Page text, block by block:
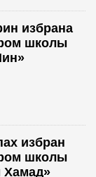
избрана
школы
избран
школы
Хамад»